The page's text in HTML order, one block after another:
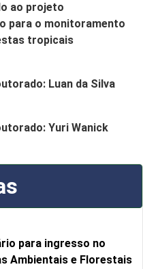
ao projeto
para o monitoramento
tropicais
Luan da Silva
Yuri Wanick
para ingresso no
Ambientais e Florestais